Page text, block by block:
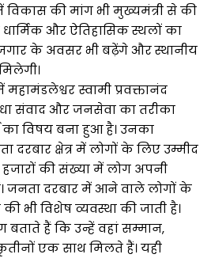
की मांग भी मुख्यमंत्री से की
और ऐतिहासिक स्थलों का
के अवसर भी बढ़ेंगे और स्थानीय
महामंडलेश्वर स्वामी प्रवक्तानंद
संवाद और जनसेवा का तरीका
का विषय बना हुआ है। उनका
दरबार क्षेत्र में लोगों के लिए उम्मीद
की संख्या में लोग अपनी
जनता दरबार में आने वाले लोगों के
भी विशेष व्यवस्था की जाती है।
हैं कि उन्हें वहां सम्मान,
एक साथ मिलते हैं। यही